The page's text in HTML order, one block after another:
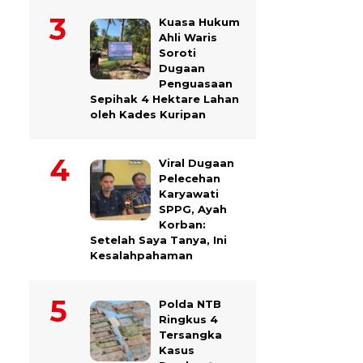
Kuasa Hukum
Ahli Waris
Soroti
Dugaan
Penguasaan
Sepihak 4 Hektare Lahan
oleh Kades Kuripan
Viral Dugaan
Pelecehan
Karyawati
SPPG, Ayah
Korban:
Setelah Saya Tanya, Ini
Kesalahpahaman
Polda NTB
Ringkus 4
Tersangka
Kasus